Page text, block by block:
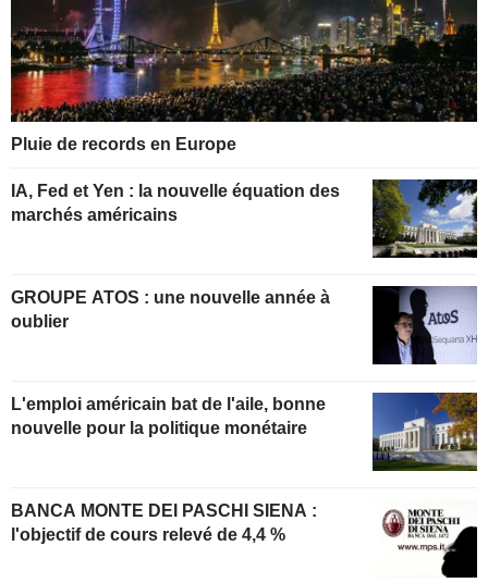
Pluie de records en Europe
IA, Fed et Yen : la nouvelle équation des
marchés américains
GROUPE ATOS : une nouvelle année à
oublier
L'emploi américain bat de l'aile, bonne
nouvelle pour la politique monétaire
BANCA MONTE DEI PASCHI SIENA :
l'objectif de cours relevé de 4,4 %